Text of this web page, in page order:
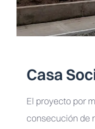
Casa
El proyecto por
consecución de